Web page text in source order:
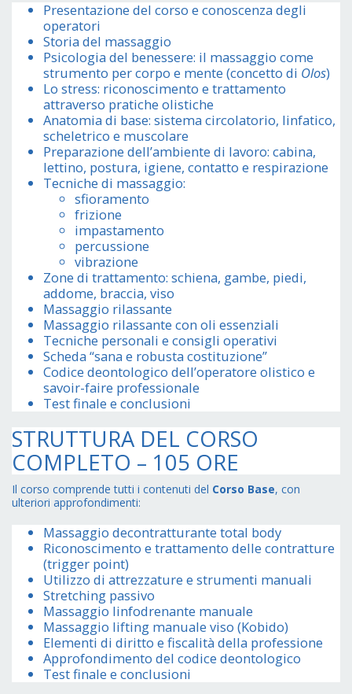
Presentazione del corso e conoscenza degli
operatori
Storia del massaggio
Psicologia del benessere: il massaggio come
strumento per corpo e mente (concetto di Olos)
Lo stress: riconoscimento e trattamento
attraverso pratiche olistiche
Anatomia di base: sistema circolatorio, linfatico,
scheletrico e muscolare
Preparazione dell’ambiente di lavoro: cabina,
lettino, postura, igiene, contatto e respirazione
Tecniche di massaggio:
sfioramento
frizione
impastamento
percussione
vibrazione
Zone di trattamento: schiena, gambe, piedi,
addome, braccia, viso
Massaggio rilassante
Massaggio rilassante con oli essenziali
Tecniche personali e consigli operativi
Scheda “sana e robusta costituzione”
Codice deontologico dell’operatore olistico e
savoir-faire professionale
Test finale e conclusioni
STRUTTURA DEL CORSO
COMPLETO – 105 ORE
Il corso comprende tutti i contenuti del Corso Base, con
ulteriori approfondimenti:
Massaggio decontratturante total body
Riconoscimento e trattamento delle contratture
(trigger point)
Utilizzo di attrezzature e strumenti manuali
Stretching passivo
Massaggio linfodrenante manuale
Massaggio lifting manuale viso (Kobido)
Elementi di diritto e fiscalità della professione
Approfondimento del codice deontologico
Test finale e conclusioni